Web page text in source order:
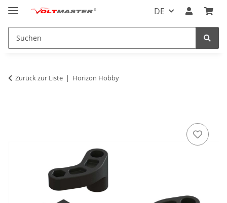
DE
Zurück zur Liste Horizon Hobby